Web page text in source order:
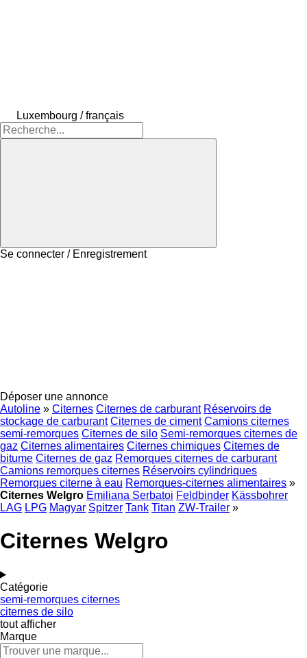
Luxembourg / français
Se connecter / Enregistrement
Déposer une annonce
Autoline » Citernes Citernes de carburant Réservoirs de
stockage de carburant Citernes de ciment Camions citernes
semi-remorques Citernes de silo Semi-remorques citernes de
gaz Citernes alimentaires Citernes chimiques Citernes de
bitume Citernes de gaz Remorques citernes de carburant
Camions remorques citernes Réservoirs cylindriques
Remorques citerne à eau Remorques-citernes alimentaires »
Citernes Welgro Emiliana Serbatoi Feldbinder Kässbohrer
LAG LPG Magyar Spitzer Tank Titan ZW-Trailer »
Citernes Welgro
Catégorie
semi-remorques citernes
citernes de silo
tout afficher
Marque